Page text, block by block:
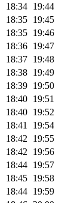
18:34 19:44
18:35 19:45
18:35 19:46
18:36 19:47
18:37 19:48
18:38 19:49
18:39 19:50
18:40 19:51
18:40 19:52
18:41
19:54
18:42
19:55
18:42
19:56
18:44 19:57
18:45 19:58
18:44 19:59